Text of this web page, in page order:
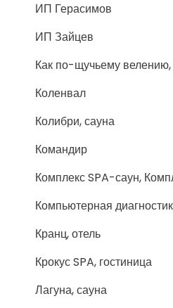
ИП Герасимов
ИП Зайцев
Как по-щучьему велению,
Коленвал
Колибри, сауна
Командир
Комплекс SPA-саун,
Компьютерная
Кранц, отель
Крокус SPA, гостиница
Лагуна, сауна